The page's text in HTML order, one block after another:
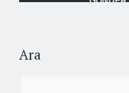
Ara